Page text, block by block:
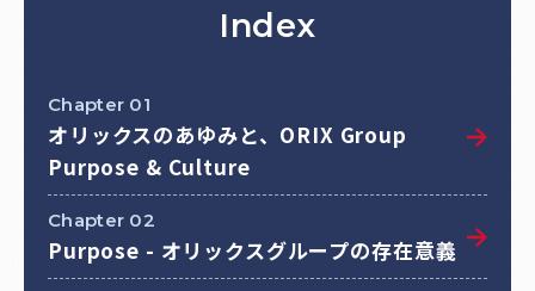
Index
Chapter 01
オリックスのあゆみと、ORIX Group
Purpose & Culture
Chapter 02
Purpose - オリックスグループの存在意義